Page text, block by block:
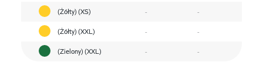
(Żółty) (XS)
-
-
(Żółty) (XXL)
-
-
(Zielony) (XXL)
- -